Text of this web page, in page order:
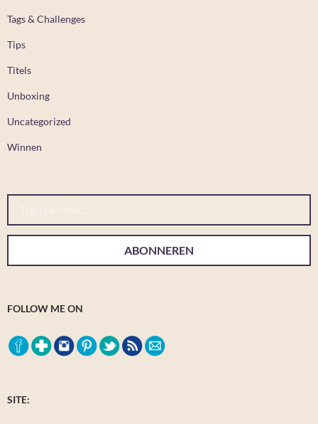
Tags & Challenges
Tips
Titels
Unboxing
Uncategorized
Winnen
Typ je e-mail...
ABONNEREN
FOLLOW ME ON
SITE: